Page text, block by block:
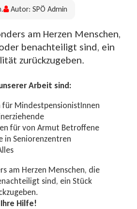
Autor: SPÖ Admin
am Herzen Menschen,
benachteiligt sind, ein
zurückzugeben.
Arbeit sind:
für MindestpensionistInnen
für von Armut Betroffene
in Seniorenzentren
am Herzen Menschen, die
sind, ein Stück
Hilfe!